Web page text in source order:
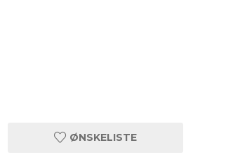
ØNSKELISTE